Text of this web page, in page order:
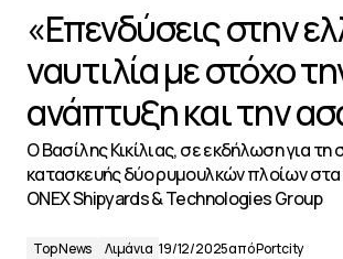
ανάπτυξη και την ασφάλεια»
«Επενδύσεις στην
ναυτιλία με στόχο
ανάπτυξη και την
O Βασίλης Κικίλιας, σε εκδήλωση για
κατασκευής δύο ρυμουλκών πλοίων στα
ONEX Shipyards & Technologies Group
Top News Λιμάνια 19/12/2025απόPortcity